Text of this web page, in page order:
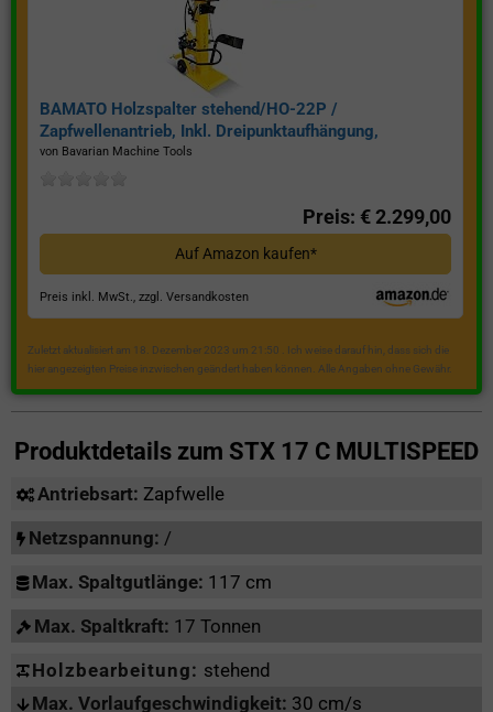
BAMATO Holzspalter stehend/HO-22P /
Zapfwellenantrieb, Inkl. Dreipunktaufhängung,
Spaltkraft 22 Tonnen*
von Bavarian Machine Tools
Preis: € 2.299,00
Auf Amazon kaufen*
Preis inkl. MwSt., zzgl. Versandkosten
Zuletzt aktualisiert am 18. Dezember 2023 um 21:50 . Ich weise darauf hin, dass sich die
hier angezeigten Preise inzwischen geändert haben können. Alle Angaben ohne Gewähr.
Produktdetails zum STX 17 C MULTISPEED
Antriebsart: Zapfwelle
Netzspannung: /
Max. Spaltgutlänge: 117 cm
Max. Spaltkraft: 17 Tonnen
Holzbearbeitung: stehend
Max. Vorlaufgeschwindigkeit: 30 cm/s